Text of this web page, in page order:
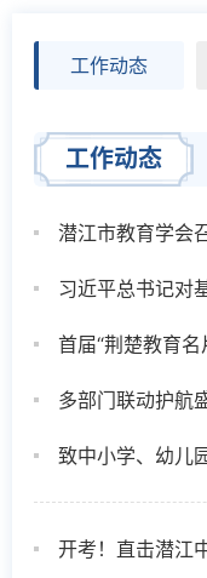
工作动态
工作动态
致中小学、幼儿
开考！直击潜江